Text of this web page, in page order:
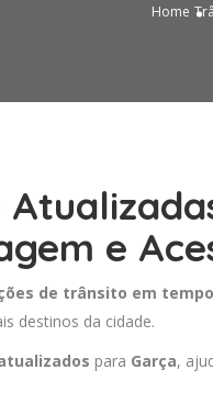
Home
e
de trânsito em
destinos da cidade.
para Garça,